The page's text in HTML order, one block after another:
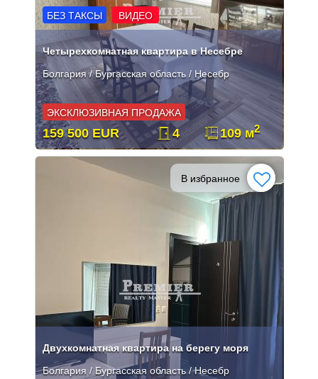
БЕЗ ТАКСЫ ВИДЕО
Четырехкомнатная квартира в Несебре
Болгария / Бургасская область / Несебр
ЭКСКЛЮЗИВНАЯ ПРОДАЖА
159 500 EUR 4 109 м2
В избранное
Двухкомнатная квартира на берегу моря
Болгария / Бургасская область / Несебр